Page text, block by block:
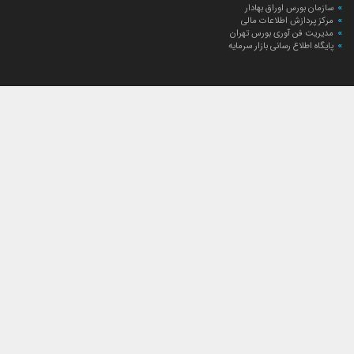
سازمان بورس اوراق بهادار
مرکز پردازش اطلاعات مالی
مدیریت فن آوری بورس تهران
پایگاه اطلاع رسانی بازار سرمایه
ارتباط با صندوق